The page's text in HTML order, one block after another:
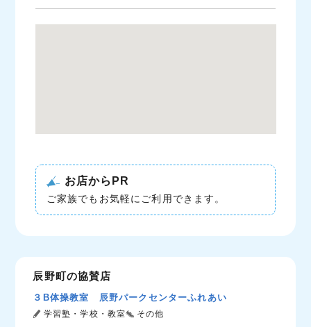
お店からPR
ご家族でもお気軽にご利用できます。
辰野町の協賛店
３B体操教室 辰野パークセンターふれあい
学習塾・学校・教室 その他